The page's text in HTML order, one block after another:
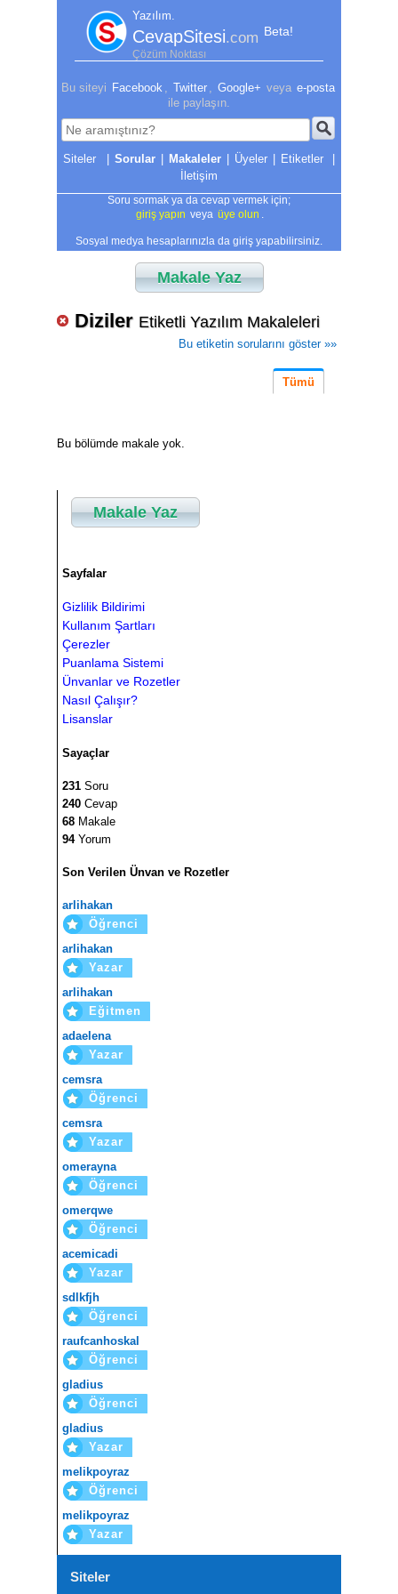
Yazılım.
CevapSitesi.com Beta!
Çözüm Noktası
Bu siteyi Facebook Twitter Google+ veya e-posta
ile paylaşın.
| Sorular | Makaleler | Üyeler | Etiketler
|
İletişim
Soru sormak ya da cevap vermek için;
giriş yapın veya üye olun
Sosyal medya hesaplarınızla da giriş yapabilirsiniz.
Makale Yaz
Diziler Etiketli Yazılım Makaleleri
Bu etiketin sorularını göster »»
Tümü
Bu bölümde makale yok.
Makale Yaz
Sayfalar
Gizlilik Bildirimi
Kullanım Şartları
Çerezler
Puanlama Sistemi
Ünvanlar ve Rozetler
Nasıl Çalışır?
Lisanslar
Sayaçlar
231 Soru
240 Cevap
68 Makale
94Yorum
Son Verilen Ünvan ve Rozetler
arlihakan
Öğrenci
arlihakan
Yazar
arlihakan
Eğitmen
adaelena
Yazar
cemsra
Öğrenci
cemsra
Yazar
omerayna
Öğrenci
omerqwe
Öğrenci
acemicadi
Yazar
sdlkfjh
Öğrenci
raufcanhoskal
Öğrenci
gladius
Öğrenci
gladius
Yazar
melikpoyraz
Öğrenci
melikpoyraz
Yazar
Siteler